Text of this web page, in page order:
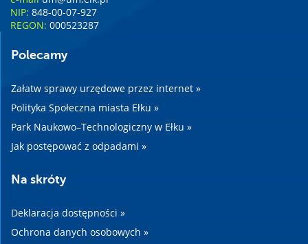
NIP: 848-00-07-927
REGON: 000523287
Polecamy
Załatw sprawy urzędowe przez internet »
Polityka Społeczna miasta Ełku »
Park Naukowo–Technologiczny w Ełku »
Jak postępować z odpadami »
Na skróty
Deklaracja dostępności »
Ochrona danych osobowych »